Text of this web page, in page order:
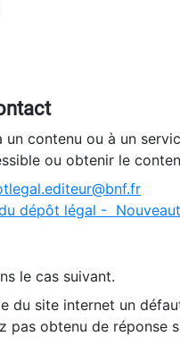
un contenu ou à un
ou obtenir le
dépôt légal -
le cas suivant.
du site internet un
pas obtenu de réponse